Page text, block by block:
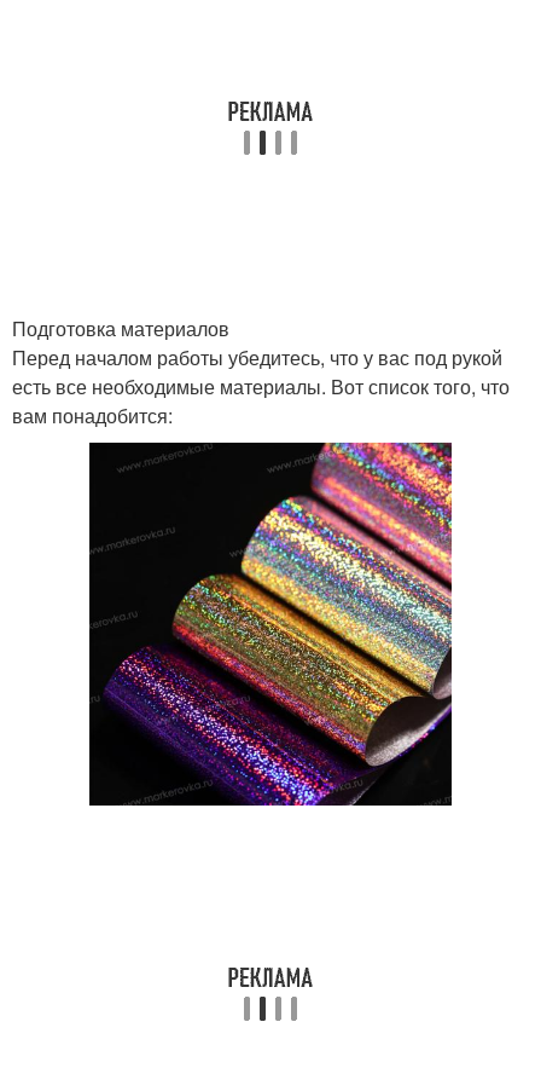
Подготовка материалов
Перед началом работы убедитесь, что у вас под рукой
есть все необходимые материалы. Вот список того, что
вам понадобится: